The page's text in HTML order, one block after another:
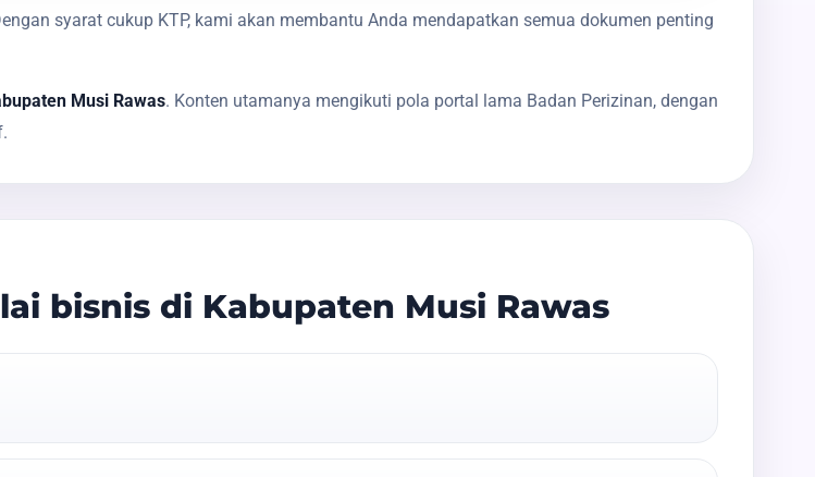
syarat cukup KTP, kami akan membantu Anda mendapatkan semua dokumen penting
Musi Rawas. Konten utamanya mengikuti pola portal lama Badan Perizinan, dengan
bisnis di Kabupaten Musi Rawas